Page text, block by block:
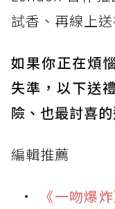
試香、再線上
如果你正在煩
失準，以下送
險、也最討喜的
編輯推薦
《一吻爆